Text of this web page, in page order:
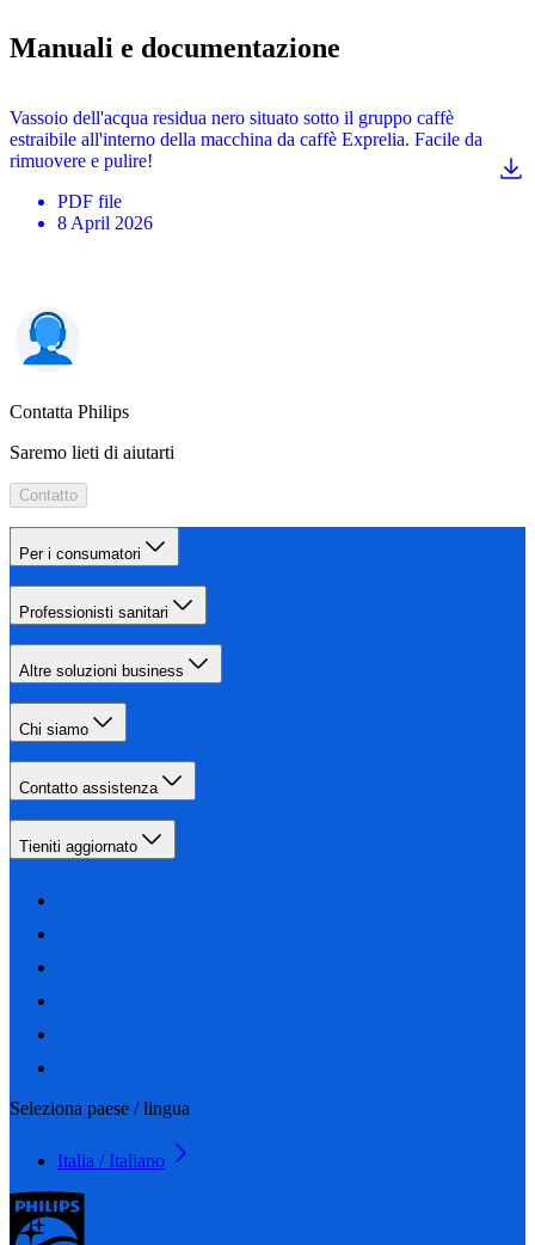
Manuali e documentazione
Vassoio dell'acqua residua nero situato sotto il gruppo caffè
estraibile all'interno della macchina da caffè Exprelia. Facile da
rimuovere e pulire!
PDF file
8 April 2026
Contatta Philips
Saremo lieti di aiutarti
Contatto
Per i consumatori
Professionisti sanitari
Altre soluzioni business
Chi siamo
Contatto assistenza
Tieniti aggiornato
Seleziona paese / lingua
Italia / Italiano